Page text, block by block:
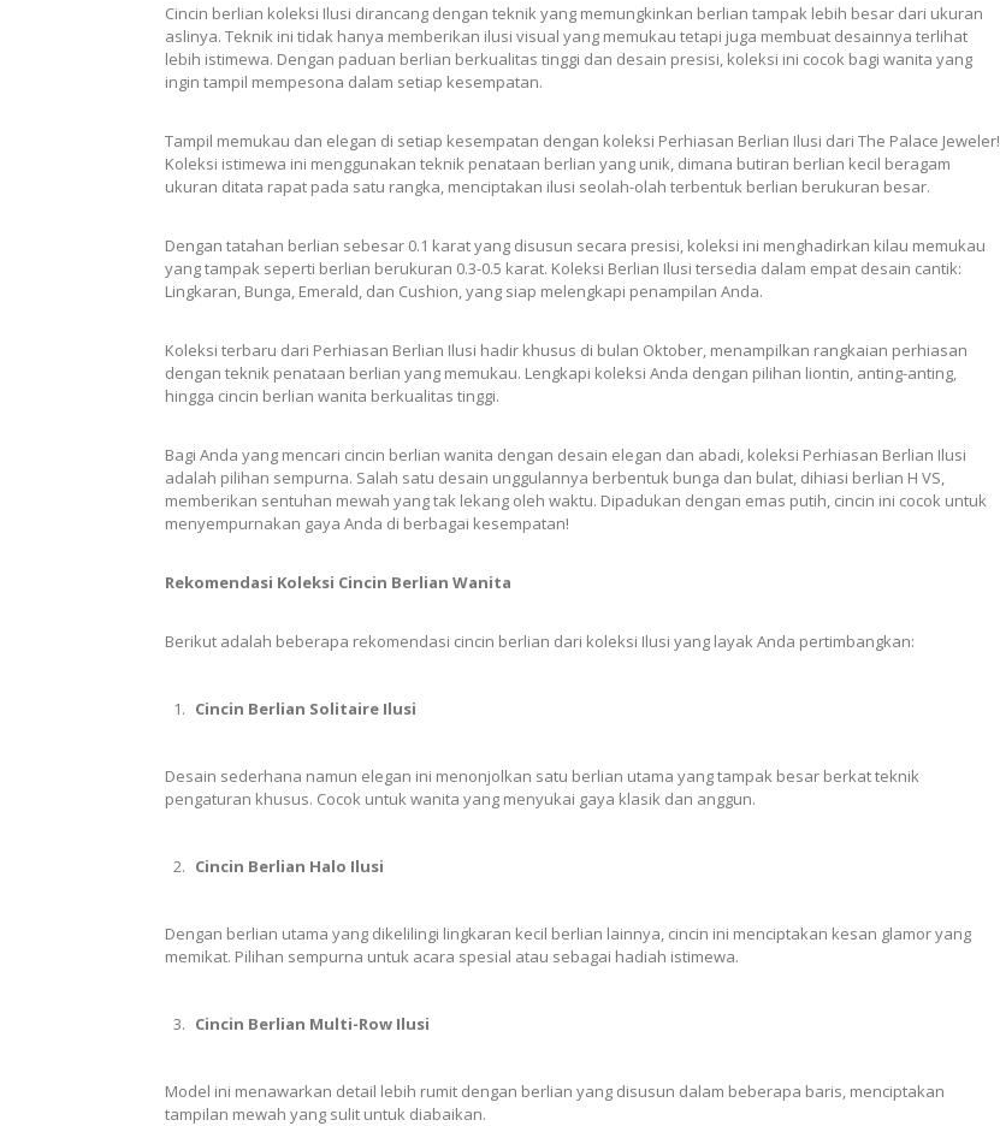
Cincin berlian koleksi Ilusi dirancang dengan teknik yang memungkinkan berlian tampak lebih besar dari ukuran
aslinya. Teknik ini tidak hanya memberikan ilusi visual yang memukau tetapi juga membuat desainnya terlihat
lebih istimewa. Dengan paduan berlian berkualitas tinggi dan desain presisi, koleksi ini cocok bagi wanita yang
ingin tampil mempesona dalam setiap kesempatan.
Tampil memukau dan elegan di setiap kesempatan dengan koleksi Perhiasan Berlian Ilusi dari The Palace Jeweler!
Koleksi istimewa ini menggunakan teknik penataan berlian yang unik, dimana butiran berlian kecil beragam
ukuran ditata rapat pada satu rangka, menciptakan ilusi seolah-olah terbentuk berlian berukuran besar.
Dengan tatahan berlian sebesar 0.1 karat yang disusun secara presisi, koleksi ini menghadirkan kilau memukau
yang tampak seperti berlian berukuran 0.3-0.5 karat. Koleksi Berlian Ilusi tersedia dalam empat desain cantik:
Lingkaran, Bunga, Emerald, dan Cushion, yang siap melengkapi penampilan Anda.
Koleksi terbaru dari Perhiasan Berlian Ilusi hadir khusus di bulan Oktober, menampilkan rangkaian perhiasan
dengan teknik penataan berlian yang memukau. Lengkapi koleksi Anda dengan pilihan liontin, anting-anting,
hingga cincin berlian wanita berkualitas tinggi.
Bagi Anda yang mencari cincin berlian wanita dengan desain elegan dan abadi, koleksi Perhiasan Berlian Ilusi
adalah pilihan sempurna. Salah satu desain unggulannya berbentuk bunga dan bulat, dihiasi berlian H VS,
memberikan sentuhan mewah yang tak lekang oleh waktu. Dipadukan dengan emas putih, cincin ini cocok untuk
menyempurnakan gaya Anda di berbagai kesempatan!
Rekomendasi Koleksi Cincin Berlian Wanita
Berikut adalah beberapa rekomendasi cincin berlian dari koleksi Ilusi yang layak Anda pertimbangkan:
Cincin Berlian Solitaire Ilusi
Desain sederhana namun elegan ini menonjolkan satu berlian utama yang tampak besar berkat teknik
pengaturan khusus. Cocok untuk wanita yang menyukai gaya klasik dan anggun.
Cincin Berlian Halo Ilusi
Dengan berlian utama yang dikelilingi lingkaran kecil berlian lainnya, cincin ini menciptakan kesan glamor yang
memikat. Pilihan sempurna untuk acara spesial atau sebagai hadiah istimewa.
Cincin Berlian Multi-Row Ilusi
Model ini menawarkan detail lebih rumit dengan berlian yang disusun dalam beberapa baris, menciptakan
tampilan mewah yang sulit untuk diabaikan.